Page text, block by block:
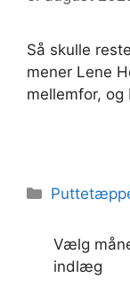
Så skulle
mener Lene
mellemfor, og
Kategorier
Vælg
indlæg